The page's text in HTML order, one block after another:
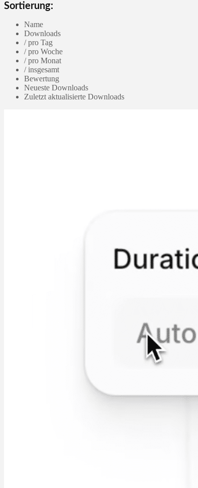
Sortierung:
Name
Downloads
/ pro Tag
/ pro Woche
/ pro Monat
/ insgesamt
Bewertung
Neueste Downloads
Zuletzt aktualisierte Downloads